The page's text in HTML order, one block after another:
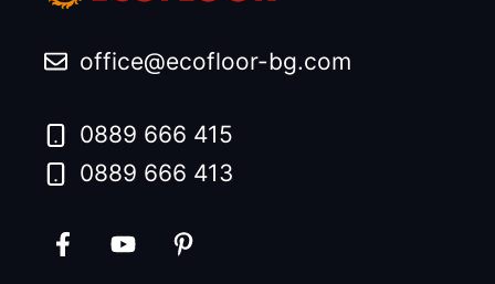
office@ecofloor-bg.com
0889 666 415
0889 666 413